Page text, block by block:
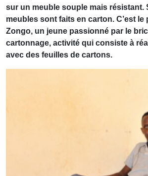
sur un meuble souple mais résistant.
meubles sont faits en carton. C’est le
Zongo, un jeune passionné par le
cartonnage, activité qui consiste à
avec des feuilles de cartons.